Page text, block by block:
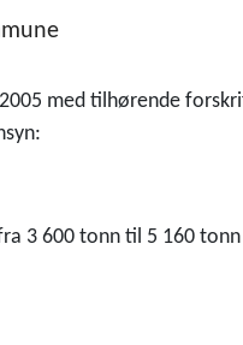
med tilhørende
3 600 tonn til 5 160